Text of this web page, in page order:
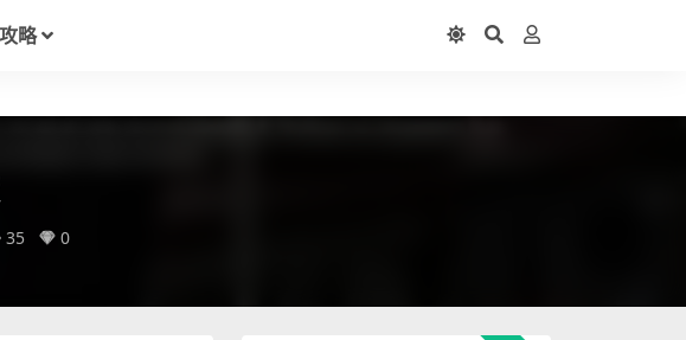
略
35 0